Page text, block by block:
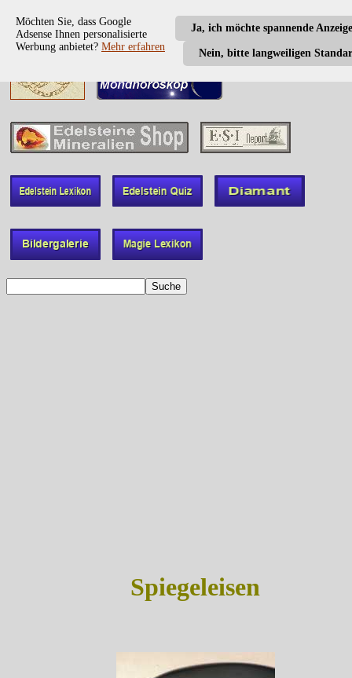
Ja, ich möchte spannende
Nein, bitte langweiligen
Möchten Sie, dass Google
Adsense Ihnen personalisierte
Werbung anbietet? Mehr erfahren
Spiegeleisen